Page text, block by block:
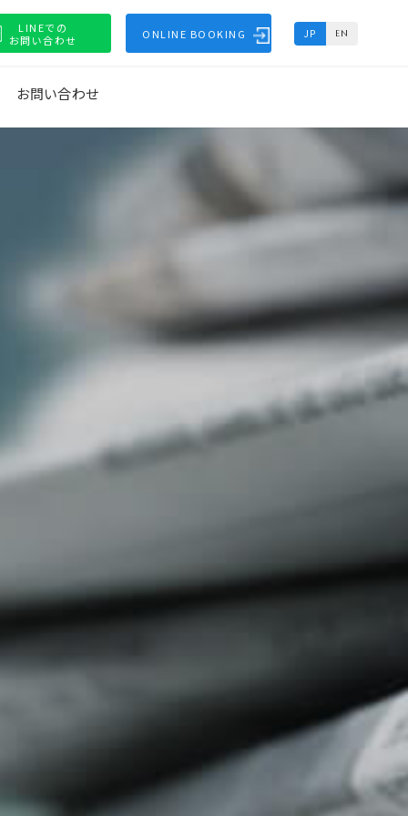
LINEでの
お問い合わせ
ONLINE BOOKING JP EN
お問い合わせ